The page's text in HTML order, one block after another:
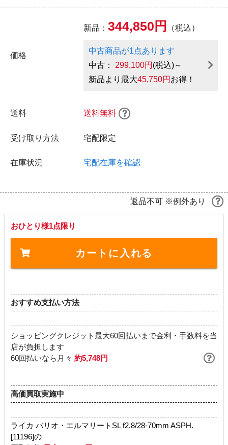
価格
新品：344,850円 （税込）
中古商品が1点あります
中古： 299,100円 (税込)～
新品より最大45,750円 お得！
送料 送料無料
受け取り方法 宅配限定
在庫状況 宅配在庫を確認
返品不可 ※例外あり
おひとり様1点限り
カートに入れる
おすすめ支払い方法
ショッピングクレジット最大60回払いまで金利・手数料を当
店が負担します
60回払いなら月々 約5,748円
高価買取実施中
ライカ バリオ・エルマリートSL f2.8/28-70mm ASPH.
[11196]の